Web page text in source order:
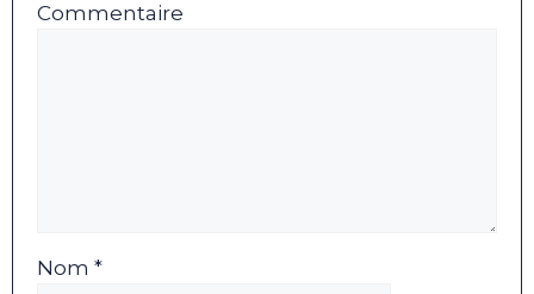
Commentaire
Nom *